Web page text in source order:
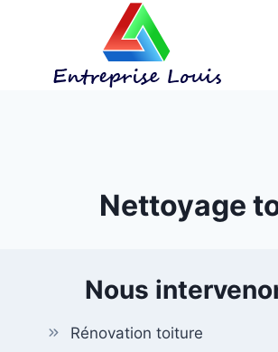
Nettoyage
Nous
Rénovation toiture